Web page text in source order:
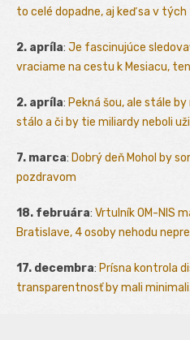
to celé dopadne, aj keď sa v
2. apríla: Je fascinujúce
vraciame na cestu k Mesiacu,
2. apríla: Pekná šou, ale stále
stálo a či by tie miliardy neboli
7. marca: Dobrý deň Mohol by
pozdravom
18. februára: Vrtulník OM-NIS
Bratislave, 4 osoby nehodu
17. decembra: Prísna kontrola
transparentnosť by mali